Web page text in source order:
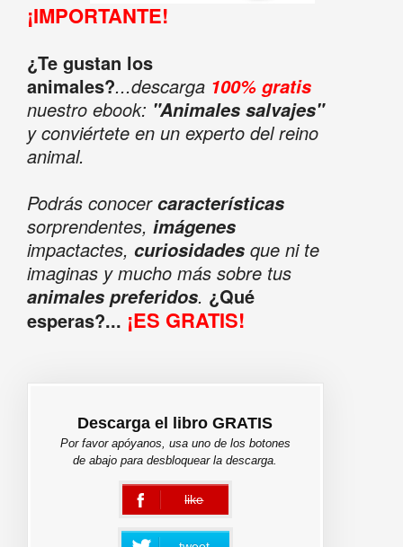
¡IMPORTANTE!
¿Te gustan los
animales?...descarga 100% gratis
nuestro ebook: "Animales salvajes"
y conviértete en un experto del reino
animal.
Podrás conocercaracterísticas
sorprendentes, imágenes
impactactes, curiosidadesque ni te
imaginas y mucho más sobre tus
animales preferidos. ¿Qué
esperas?... ¡ES GRATIS!
Descarga el libro GRATIS
Por favor apóyanos, usa uno de los botones
de abajo para desbloquear la descarga.
like
error